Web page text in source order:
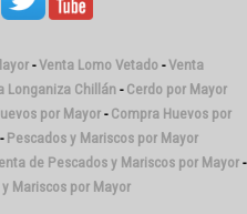
-Venta Lomo Vetado-Venta
Longaniza Chillán - Cerdo por Mayor
por Mayor - Compra Huevos por
Pescados y Mariscos por Mayor
de Pescados y Mariscos por Mayor-
Mariscos por Mayor